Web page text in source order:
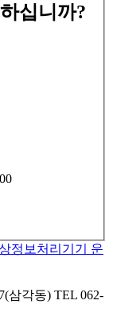
십니까?
정보처리기기 운
삼각동) TEL 062-